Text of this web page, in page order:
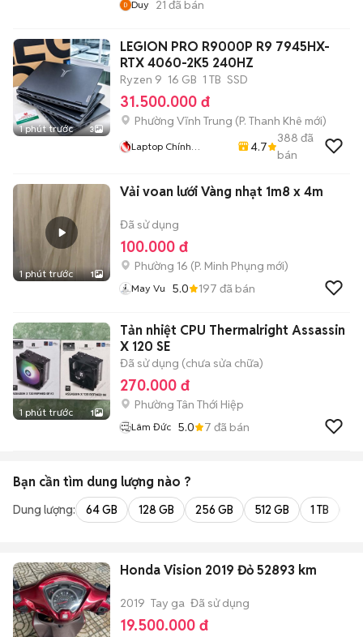
Duy 21 đã bán
1 phút trước 3
LEGION PRO R9000P R9 7945HX-
RTX 4060-2K5 240HZ
Ryzen 9 16 GB 1 TB SSD
31.500.000 đ
Phường Vĩnh Trung (P. Thanh Khê mới)
Laptop Chính
4.7
388 đã
bán
1 phút trước 1
Vải voan lưới Vàng nhạt 1m8 x 4m
Đã sử dụng
100.000 đ
Phường 16 (P. Minh Phụng mới)
May Vu 5.0 197 đã bán
1 phút trước 1
Tản nhiệt CPU Thermalright Assassin
X 120 SE
Đã sử dụng (chưa sửa chữa)
270.000 đ
Phường Tân Thới Hiệp
Lâm Đức 5.0 7 đã bán
Bạn cần tìm dung lượng nào ?
Dung lượng: 64 GB 128 GB 256 GB 512 GB 1 TB
Honda Vision 2019 Đỏ 52893 km
2019 Tay ga Đã sử dụng
19.500.000 đ